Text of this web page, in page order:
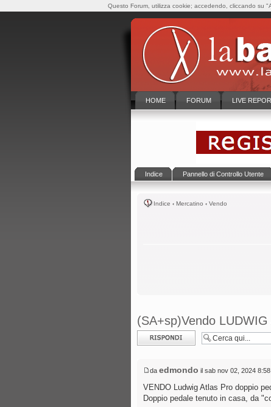
HOME FORUM LIVE
Indice Pannello di Controllo Utente
Indice ‹ Mercatino ‹ Vendo
(SA+sp)Vendo
Rispondi al
messaggio
da edmondo il sab nov 02, 2024
VENDO Ludwig Atlas Pro doppio
Doppio pedale tenuto in casa, da
Questo Forum, utilizza cookie; accedendo, cliccando su